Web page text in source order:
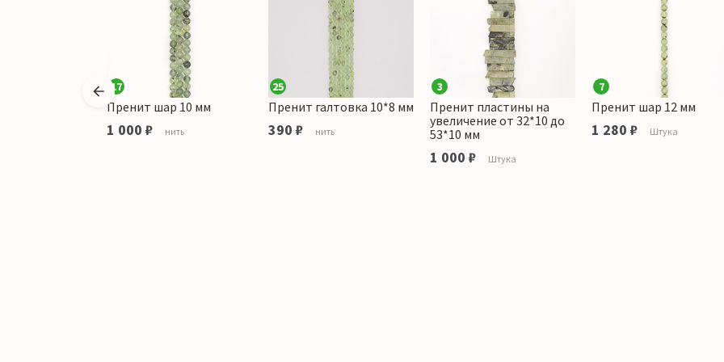
17
Пренит шар 10 мм
1 000 ₽ нить
25
Пренит галтовка 10*8 мм
390 ₽ нить
3
Пренит пластины на
увеличение от 32*10 до
53*10 мм
1 000 ₽ Штука
7
Пренит шар 12 мм
1 280 ₽ Штука